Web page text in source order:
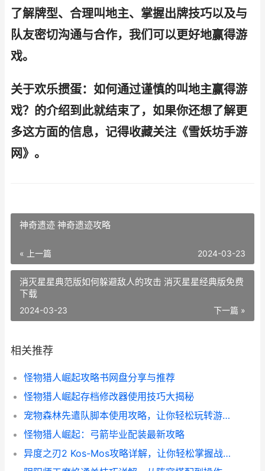
了解牌型、合理叫地主、掌握出牌技巧以及与
队友密切沟通与合作，我们可以更好地赢得游
戏。
关于欢乐掼蛋：如何通过谨慎的叫地主赢得游
戏？的介绍到此就结束了，如果你还想了解更
多这方面的信息，记得收藏关注《雪妖坊手游
网》。
神奇遗迹 神奇遗迹攻略
« 上一篇 2024-03-23
消灭星星典范版如何躲避敌人的攻击 消灭星星经典版免费
下载
下一篇 »
2024-03-23
相关推荐
怪物猎人崛起攻略书网盘分享与推荐
怪物猎人崛起存档修改器使用技巧大揭秘
宠物森林先遣队脚本使用攻略，让你轻松玩转游戏！
怪物猎人崛起：弓箭毕业配装最新攻略
异度之刃2 Kos-Mos攻略详解，让你轻松掌握战斗技巧